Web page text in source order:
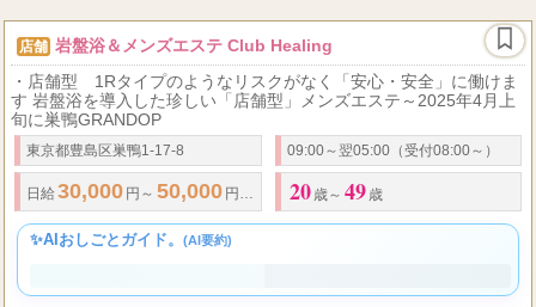
店舗 岩盤浴＆メンズエステ Club Healing
・店舗型 1Rタイプのようなリスクがなく「安心・安全」に働けま
す 岩盤浴を導入した珍しい「店舗型」メンズエステ～2025年4月上
旬に巣鴨GRANDOP
東京都豊島区巣鴨1-17-8 09:00～翌05:00（受付08:00～）
日給 30,000 円～ 50,000 円 ★ 日払いOK★トータル
20 歳～ 49 歳
✨AIおしごとガイド。 (AI要約)